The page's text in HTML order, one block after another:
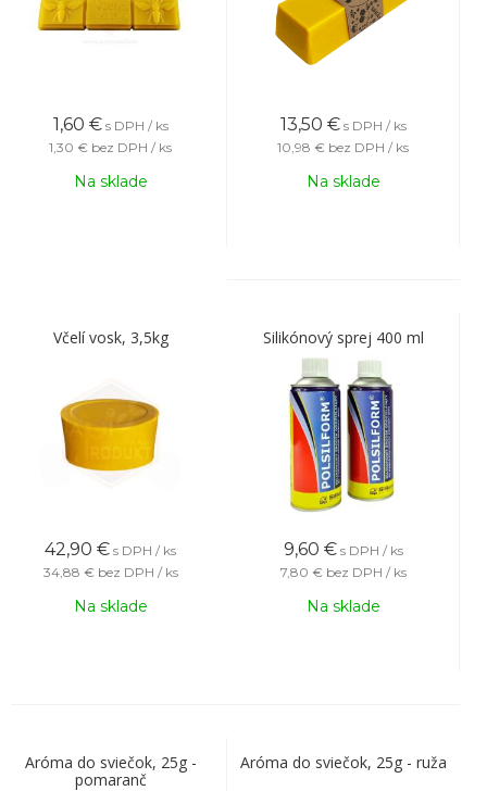
1,60 € s DPH / ks
1,30 € bez DPH / ks
Na sklade
13,50 € s DPH / ks
10,98 € bez DPH / ks
Na sklade
Včelí vosk, 3,5kg
42,90 € s DPH / ks
34,88 € bez DPH / ks
Na sklade
Silikónový sprej 400 ml
9,60 € s DPH / ks
7,80 € bez DPH / ks
Na sklade
Aróma do sviečok, 25g -
pomaranč
Aróma do sviečok, 25g - ruža